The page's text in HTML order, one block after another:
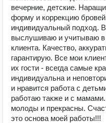
вечерние, детские.
форму и коррекцию
индивидуальный подход.
выслушиваю и учитываю в
клиента. Качество,
гарантирую. Все мои
их гости - всегда самые
индивидуальна и
и нравится работа с
работаю также и с
молоды и прекрасны.
это основа моей работы!!!